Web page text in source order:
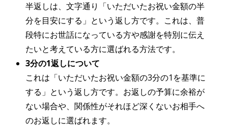
半返しは、文字通り「いただいたお祝い金額の半
分を目安にする」という返し方です。これは、普
段特にお世話になっている方や感謝を特別に伝え
たいと考えている方に選ばれる方法です。
3分の1返しについて
これは「いただいたお祝い金額の3分の1を基準に
する」という返し方です。お返しの予算に余裕が
ない場合や、関係性がそれほど深くないお相手へ
のお返しに選ばれます。